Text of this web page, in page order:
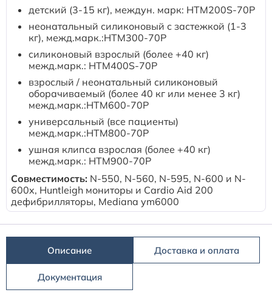
детский (3-15 кг), междун. марк: HTM200S-70P
неонатальный силиконовый с застежкой (1-3
кг), межд.марк.:HTM300-70P
cиликоновый взрослый (более +40 кг)
межд.марк.: HTM400S-70P
взрослый / неонатальный силиконовый
оборачиваемый (более 40 кг или менее 3 кг)
межд.марк.:HTM600-70P
универсальный (все пациенты)
межд.марк.:HTM800-70P
ушная клипса взрослая (более +40 кг)
межд.марк.: HTM900-70P
Совместимость: N-550, N-560, N-595, N-600 и N-
600x, Huntleigh мониторы и Cardio Aid 200
дефибрилляторы, Mediana ym6000
Описание Доставка и оплата
Документация
Расходные материалы к аппаратам Philips